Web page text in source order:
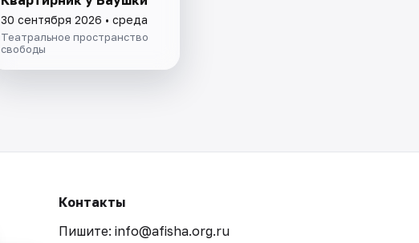
30 сентября 2026 • среда
Театральное пространство
свободы
Контакты
Пишите: info@afisha.org.ru